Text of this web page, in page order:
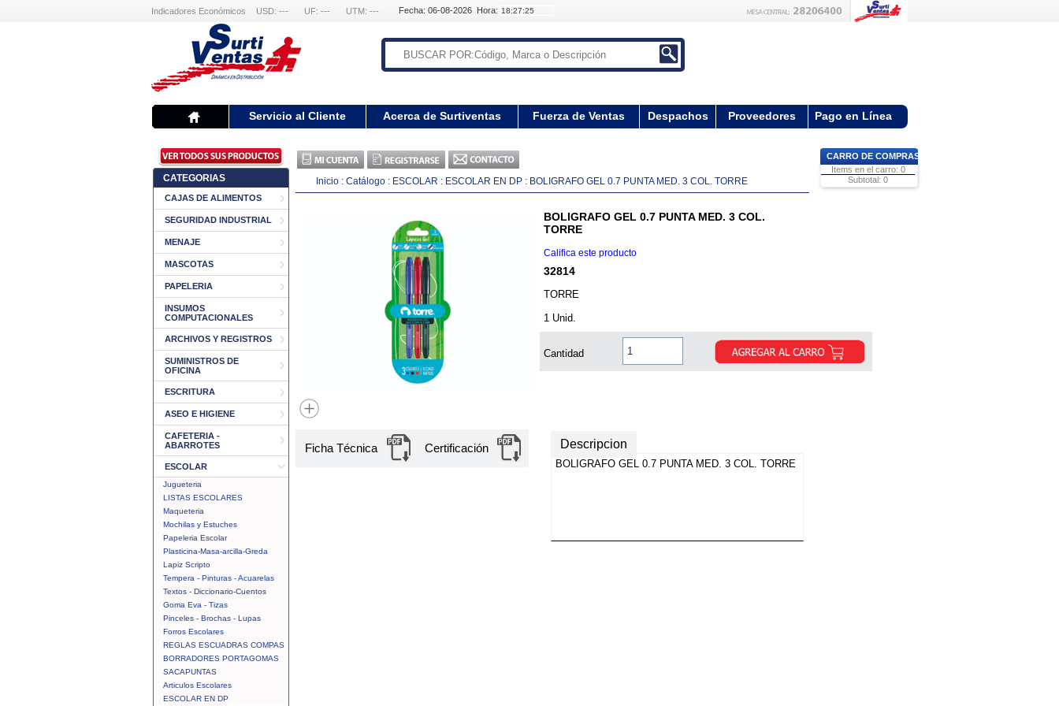
Indicadores Económicos USD: --- UF: --- UTM: --- Fecha: 06-08-2026 Hora:
Servicio al Cliente Acerca de Surtiventas Fuerza de Ventas Despachos Proveedores Pago en Línea
CATEGORIAS
CAJAS DE ALIMENTOS
SEGURIDAD INDUSTRIAL
MENAJE
MASCOTAS
PAPELERIA
INSUMOS
COMPUTACIONALES
ARCHIVOS Y REGISTROS
SUMINISTROS DE
OFICINA
ESCRITURA
ASEO E HIGIENE
CAFETERIA -
ABARROTES
ESCOLAR
Jugueteria
LISTAS ESCOLARES
Maqueteria
Mochilas y Estuches
Papeleria Escolar
Plasticina-Masa-arcilla-Greda
Lapiz Scripto
Tempera - Pinturas - Acuarelas
Textos - Diccionario-Cuentos
Goma Eva - Tizas
Pinceles - Brochas - Lupas
Forros Escolares
REGLAS ESCUADRAS COMPAS
BORRADORES PORTAGOMAS
SACAPUNTAS
Articulos Escolares
ESCOLAR EN DP
Inicio : Catálogo : ESCOLAR : ESCOLAR EN DP : BOLIGRAFO GEL 0.7 PUNTA MED. 3 COL. TORRE
BOLIGRAFO GEL 0.7 PUNTA MED. 3 COL.
TORRE
Califica este producto
32814
TORRE
1 Unid.
Cantidad
Ficha Técnica Certificación Descripcion
BOLIGRAFO GEL 0.7 PUNTA MED. 3 COL. TORRE
CARRO DE COMPRAS
Items en el carro: 0
Subtotal: 0